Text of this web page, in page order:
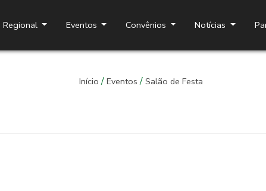
Regional Eventos Convênios Notícias
Início/ Eventos/ Salão de Festa